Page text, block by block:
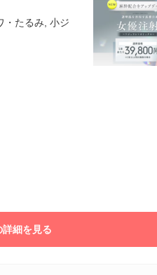
・たるみ, 小ジ
詳細を見る